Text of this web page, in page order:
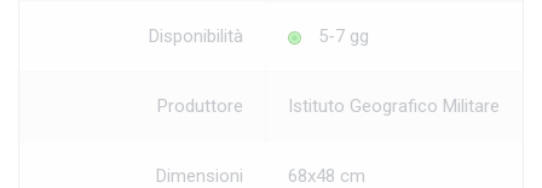
Disponibilità 5-7 gg
Produttore Istituto Geografico Militare
Dimensioni 68x48 cm